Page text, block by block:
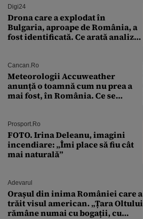
Digi24
Drona care a explodat în
Bulgaria, aproape de România, a
fost identificată. Ce arată analiza
Cancan.ro
Meteorologii Accuweather
anunță o toamnă cum nu prea a
mai fost, în România. Ce se
București. Pe ce dată ninge
Prosport.ro
FOTO. Irina Deleanu, imagini
incendiare: „Îmi place să fiu cât
mai naturală”
Adevarul
Orașul din inima României care a
trăit visul american. „Țara Oltului
rămâne numai cu bogații, cu